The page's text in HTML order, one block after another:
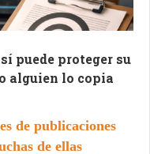
puede proteger su
alguien lo copia
de publicaciones
de ellas